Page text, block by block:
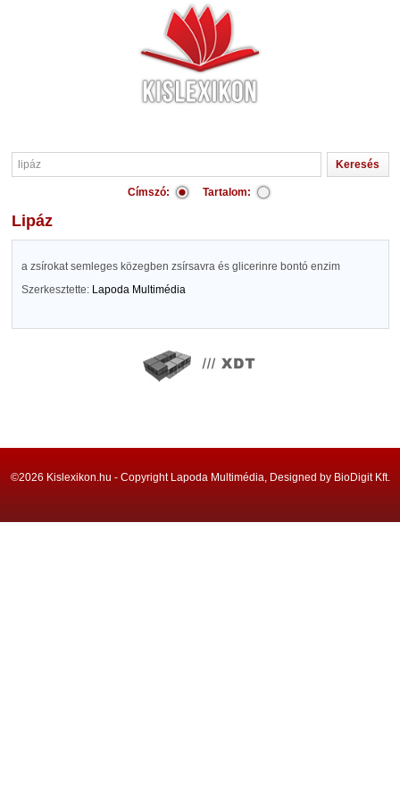
Címszó: Tartalom:
lipáz
a zsírokat semleges közegben zsírsavra és glicerinre bontó enzim
Szerkesztette: Lapoda Multimédia
©2026 Kislexikon.hu - Copyright Lapoda Multimédia, Designed by BioDigit Kft.